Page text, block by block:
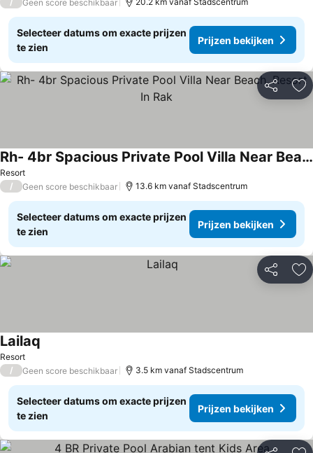
Geen score beschikbaar
Selecteer datums om exacte prijzen
te zien
Prijzen bekijken
Delen
Resort
Rh- 4br Spacious Private Pool Villa Near Beach, Resort In Rak
Prijzen bekijken
/ Geen score beschikbaar 13.6 km vanaf Stadscentrum
Selecteer datums om exacte prijzen
te zien
Prijzen bekijken
Delen
Resort
Lailaq
/ Geen score beschikbaar 3.5 km vanaf Stadscentrum
Selecteer datums om exacte prijzen
te zien
Prijzen bekijken